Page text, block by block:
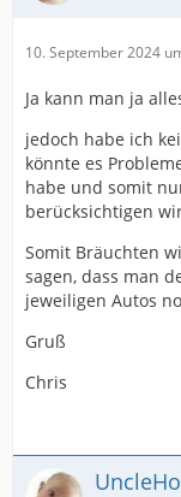
10. September 2024
Ja kann man ja
jedoch habe ich
könnte es
habe und somit
berücksichtigen
Somit Bräuchten
sagen, dass man
jeweiligen Autos
Gruß
Chris
UncleHo